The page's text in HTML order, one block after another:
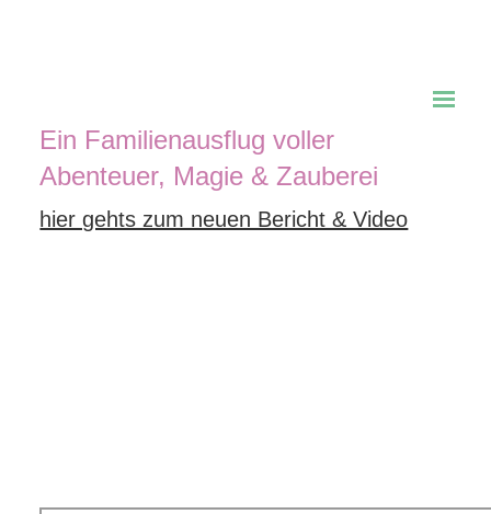
Ein Familienausflug voller
Abenteuer, Magie & Zauberei
hier gehts zum neuen Bericht & Video